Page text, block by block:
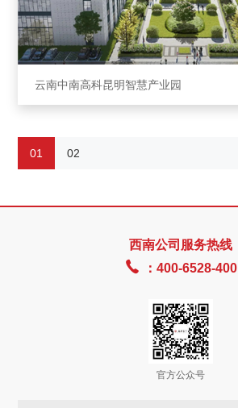
云南中南⾼科昆明智慧产业园
01 02
西南公司服务热线
 ：400-6528-400
官方公众号